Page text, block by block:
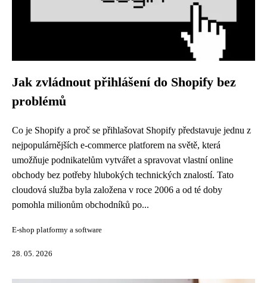
Jak zvládnout přihlášení do Shopify bez
problémů
Co je Shopify a proč se přihlašovat Shopify představuje jednu z
nejpopulárnějších e-commerce platforem na světě, která
umožňuje podnikatelům vytvářet a spravovat vlastní online
obchody bez potřeby hlubokých technických znalostí. Tato
cloudová služba byla založena v roce 2006 a od té doby
pomohla milionům obchodníků po...
E-shop platformy a software
28. 05. 2026